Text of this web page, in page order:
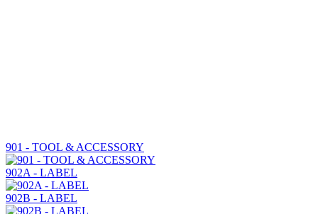
901 - TOOL & ACCESSORY
902A - LABEL
902B - LABEL